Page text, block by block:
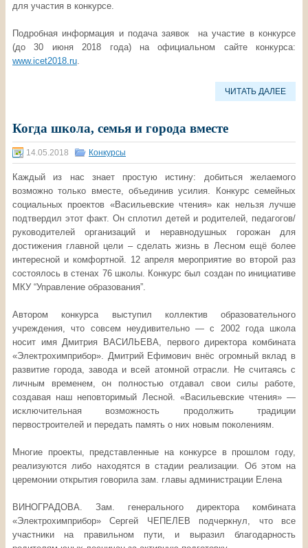
для участия в конкурсе.
Подробная информация и подача заявок на участие в конкурсе
(до 30 июня 2018 года) на официальном сайте конкурса:
www.icet2018.ru.
ЧИТАТЬ ДАЛЕЕ
Когда школа, семья и города вместе
14.05.2018 Конкурсы
Каждый из нас знает простую истину: добиться желаемого
возможно только вместе, объединив усилия. Конкурс семейных
социальных проектов «Васильевские чтения» как нельзя лучше
подтвердил этот факт. Он сплотил детей и родителей, педагогов/
руководителей организаций и неравнодушных горожан для
достижения главной цели – сделать жизнь в Лесном ещё более
интересной и комфортной. 12 апреля мероприятие во второй раз
состоялось в стенах 76 школы. Конкурс был создан по инициативе
МКУ “Управление образования”.
Автором конкурса выступил коллектив образовательного
учреждения, что совсем неудивительно — с 2002 года школа
носит имя Дмитрия ВАСИЛЬЕВА, первого директора комбината
«Электрохимприбор». Дмитрий Ефимович внёс огромный вклад в
развитие города, завода и всей атомной отрасли. Не считаясь с
личным временем, он полностью отдавал свои силы работе,
создавая наш неповторимый Лесной. «Васильевские чтения» —
исключительная возможность продолжить традиции
первостроителей и передать память о них новым поколениям.
Многие проекты, представленные на конкурсе в прошлом году,
реализуются либо находятся в стадии реализации. Об этом на
церемонии открытия говорила зам. главы администрации Елена
ВИНОГРАДОВА. Зам. генерального директора комбината
«Электрохимприбор» Сергей ЧЕПЕЛЕВ подчеркнул, что все
участники на правильном пути, и выразил благодарность